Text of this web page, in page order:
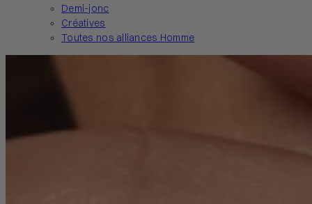
Demi-jonc
Créatives
Toutes nos alliances Homme